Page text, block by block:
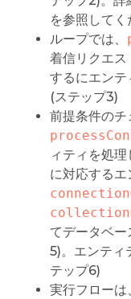
を参照してく
ループでは、
着信リクエス
するにエンテ
(ステップ3)
前提条件のチ
ィティを処
に対応するエ
てデータベ
5)。エンティ
テップ6)
実行フローは